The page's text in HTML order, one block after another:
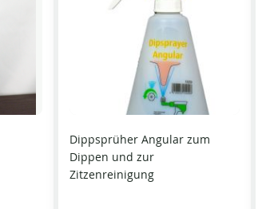
Dippsprüher Angular zum
Dippen und zur
Zitzenreinigung